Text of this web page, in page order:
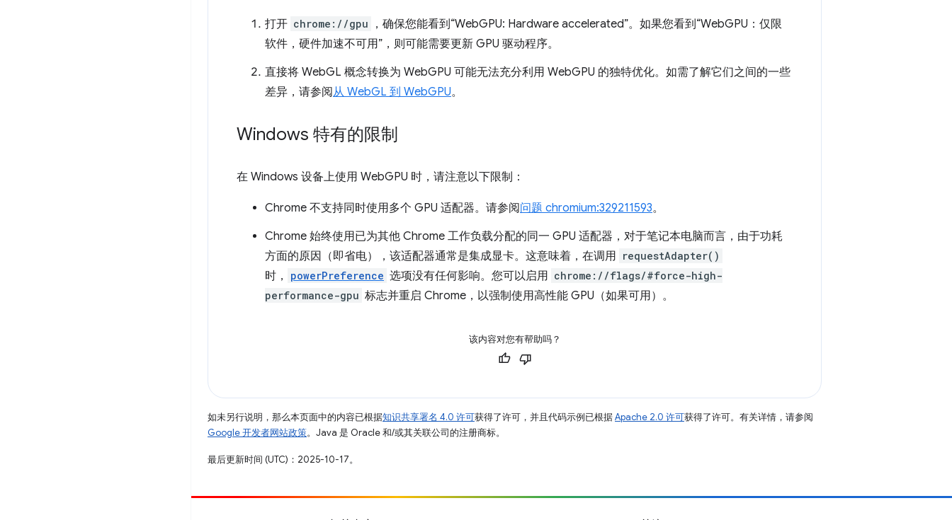
打开 chrome://gpu
，确保您能看到“WebGPU: Hardware accelerated”。如果您看到“WebGPU：仅限
软件，硬件加速不可用”，则可能需要更新 GPU 驱动程序。
直接将 WebGL 概念转换为 WebGPU 可能无法充分利用 WebGPU 的独特优化。如需了解它们之间的一些
差异，请参阅从 WebGL 到 WebGPU。
Windows 特有的限制
在 Windows 设备上使用 WebGPU 时，请注意以下限制：
Chrome 不支持同时使用多个 GPU 适配器。请参阅问题 chromium:329211593。
Chrome 始终使用已为其他 Chrome 工作负载分配的同一 GPU 适配器，对于笔记本电脑而言，由于功耗
方面的原因（即省电），该适配器通常是集成显卡。这意味着，在调用 requestAdapter()
时， powerPreference 选项没有任何影响。您可以启用 chrome://flags/#force-high-
performance-gpu 标志并重启 Chrome，以强制使用高性能 GPU（如果可用）。
该内容对您有帮助吗？
如未另行说明，那么本页面中的内容已根据知识共享署名 4.0 许可获得了许可，并且代码示例已根据Apache 2.0 许可获得了许可。有关详情，请参阅
Google 开发者网站政策。Java 是 Oracle 和/或其关联公司的注册商标。
最后更新时间 (UTC)：2025-10-17。